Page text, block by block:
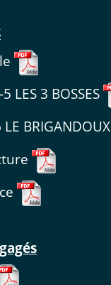
LES 3 BOSSES
LE BRIGANDOUX